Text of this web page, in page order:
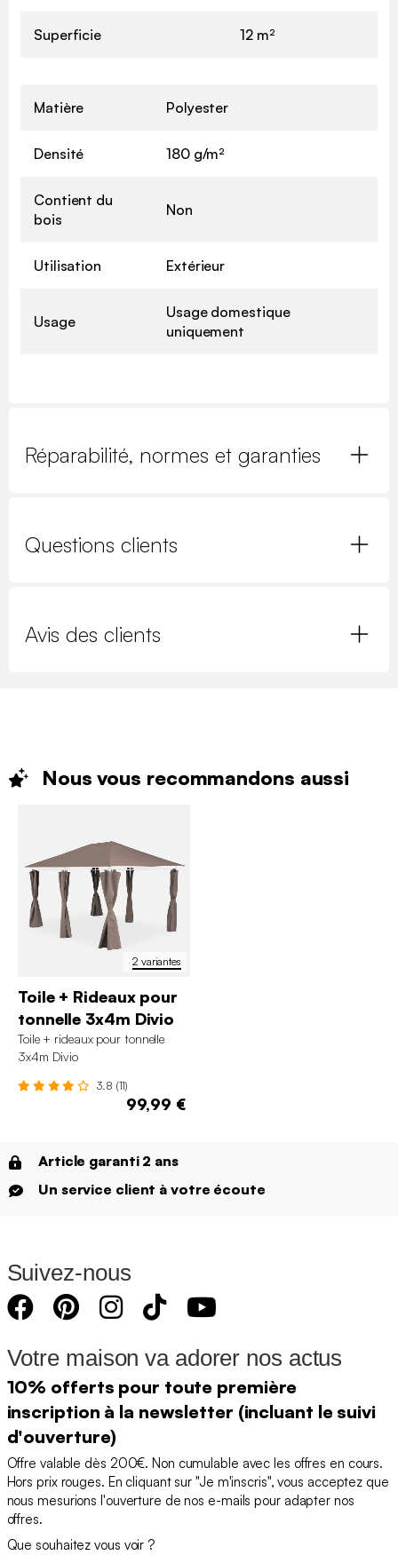
Superficie 12 m²
Matière Polyester
Densité 180 g/m²
Contient du
bois
Non
Utilisation Extérieur
Usage
Usage domestique
uniquement
Réparabilité, normes et garanties
Questions clients
Avis des clients
Nous vous recommandons aussi
2 variantes
Toile + Rideaux pour
tonnelle 3x4m Divio
Toile + rideaux pour tonnelle
3x4m Divio
3.8 (11)
99,99 €
Article garanti 2 ans
Un service client à votre écoute
Suivez-nous
Votre maison va adorer nos actus
10% offerts pour toute première
inscription à la newsletter (incluant le suivi
d'ouverture)
Offre valable dès 200€. Non cumulable avec les offres en cours.
Hors prix rouges. En cliquant sur "Je m'inscris", vous acceptez que
nous mesurions l'ouverture de nos e-mails pour adapter nos
offres.
Que souhaitez vous voir ?